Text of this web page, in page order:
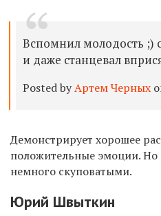
Вспомнил молодость ;)
и даже станцевал
Posted byАртем Черных
Демонстрирует хорошее
положительные эмоции. Но
немного скуповатыми.
Юрий Швыткин